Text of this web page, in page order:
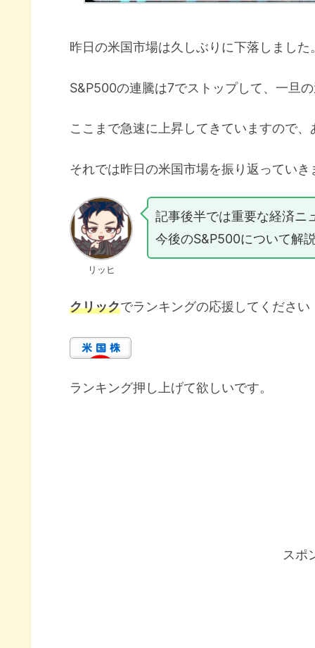
昨日の米国市場は久しぶりに下落しました
S&P500の連騰は7でストップして、一旦
ここまで急速に上昇してきていますので
それでは昨日の米国市場を振り返っていき
リッヒ
記事後半では重要な経済ニ
今後のS&P500について解
クリックでランキングの応援してください
ランキング押し上げて欲しいです。
スポ